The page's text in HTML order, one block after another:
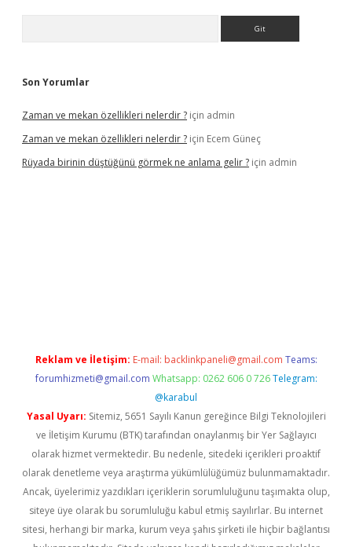
Son Yorumlar
Zaman ve mekan özellikleri nelerdir ? için admin
Zaman ve mekan özellikleri nelerdir ? için Ecem Güneç
Rüyada birinin düştüğünü görmek ne anlama gelir ? için admin
Reklam ve İletişim: E-mail: backlinkpaneli@gmail.com Teams:
forumhizmeti@gmail.com Whatsapp: 0262 606 0 726 Telegram:
@karabul
Yasal Uyarı: Sitemiz, 5651 Sayılı Kanun gereğince Bilgi Teknolojileri
ve İletişim Kurumu (BTK) tarafından onaylanmış bir Yer Sağlayıcı
olarak hizmet vermektedir. Bu nedenle, sitedeki içerikleri proaktif
olarak denetleme veya araştırma yükümlülüğümüz bulunmamaktadır.
Ancak, üyelerimiz yazdıkları içeriklerin sorumluluğunu taşımakta olup,
siteye üye olarak bu sorumluluğu kabul etmiş sayılırlar. Bu internet
sitesi, herhangi bir marka, kurum veya şahıs şirketi ile hiçbir bağlantısı